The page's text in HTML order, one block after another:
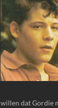
willen dat Gordie